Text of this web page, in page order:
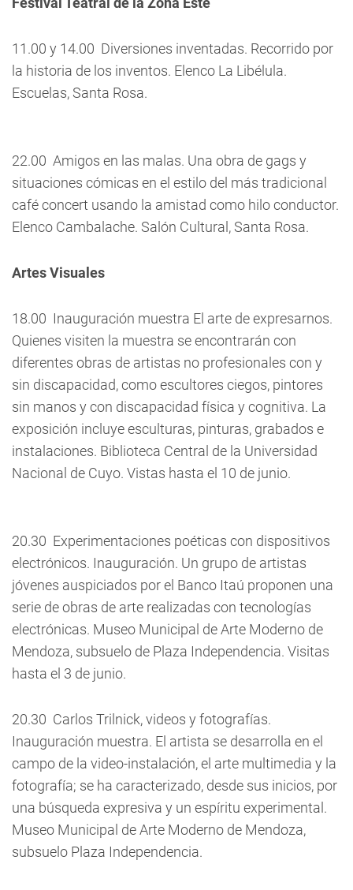
11.00 y 14.00  Diversiones inventadas. Recorrido por
la historia de los inventos. Elenco La Libélula.
Escuelas, Santa Rosa.
22.00  Amigos en las malas. Una obra de gags y
situaciones cómicas en el estilo del más tradicional
café concert usando la amistad como hilo conductor.
Elenco Cambalache. Salón Cultural, Santa Rosa.
Artes Visuales
18.00  Inauguración muestra El arte de expresarnos.
Quienes visiten la muestra se encontrarán con
diferentes obras de artistas no profesionales con y
sin discapacidad, como escultores ciegos, pintores
sin manos y con discapacidad física y cognitiva. La
exposición incluye esculturas, pinturas, grabados e
instalaciones. Biblioteca Central de la Universidad
Nacional de Cuyo. Vistas hasta el 10 de junio.
20.30  Experimentaciones poéticas con dispositivos
electrónicos. Inauguración. Un grupo de artistas
jóvenes auspiciados por el Banco Itaú proponen una
serie de obras de arte realizadas con tecnologías
electrónicas. Museo Municipal de Arte Moderno de
Mendoza, subsuelo de Plaza Independencia. Visitas
hasta el 3 de junio.
20.30  Carlos Trilnick, videos y fotografías.
Inauguración muestra. El artista se desarrolla en el
campo de la video-instalación, el arte multimedia y la
fotografía; se ha caracterizado, desde sus inicios, por
una búsqueda expresiva y un espíritu experimental.
Museo Municipal de Arte Moderno de Mendoza,
subsuelo Plaza Independencia.